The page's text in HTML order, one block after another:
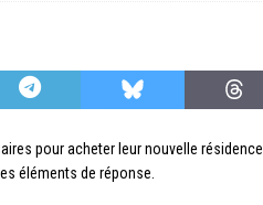
pour acheter leur nouvelle résidence
éléments de réponse.